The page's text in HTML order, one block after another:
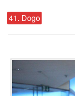
41. Dogo